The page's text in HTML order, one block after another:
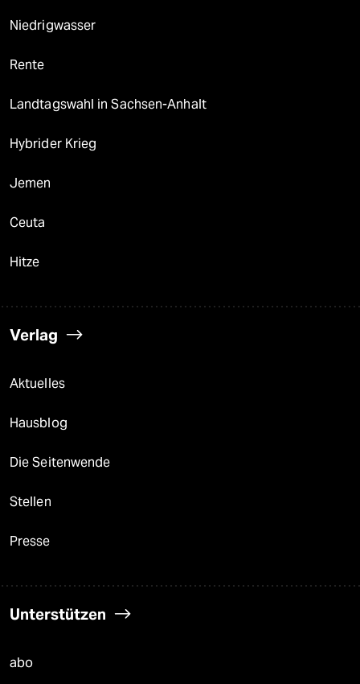
Niedrigwasser
Rente
Landtagswahl in Sachsen-Anhalt
Hybrider Krieg
Jemen
Ceuta
Hitze
Verlag
Aktuelles
Hausblog
Die Seitenwende
Stellen
Presse
Unterstützen
abo